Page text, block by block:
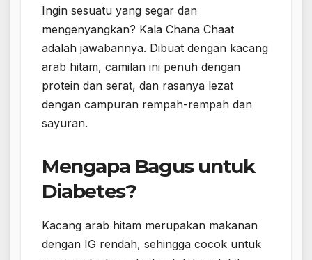
Ingin sesuatu yang segar dan
mengenyangkan? Kala Chana Chaat
adalah jawabannya. Dibuat dengan kacang
arab hitam, camilan ini penuh dengan
protein dan serat, dan rasanya lezat
dengan campuran rempah-rempah dan
sayuran.
Mengapa Bagus untuk
Diabetes?
Kacang arab hitam merupakan makanan
dengan IG rendah, sehingga cocok untuk